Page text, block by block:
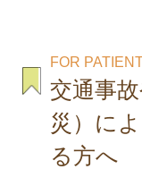
FOR
交通事
災）に
る方へ